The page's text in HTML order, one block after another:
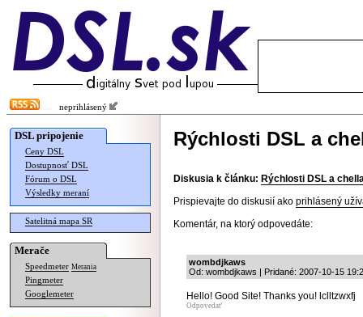
neprihlásený
DSL pripojenie
Ceny DSL
Dostupnosť DSL
Fórum o DSL
Výsledky meraní
Satelitná mapa SR
Merače
Speedmeter Merania
Pingmeter
Googlemeter
Rýchlosti DSL a
Diskusia k článku: Rýchlosti DSL a
Prispievajte do diskusií ako prihlásený
Komentár, na ktorý odpovedáte:
wombdjkaws
Od: wombdjkaws | Pridané: 2007-10-15
Hello! Good Site! Thanks you! lclltzwxfj
Odpovedať